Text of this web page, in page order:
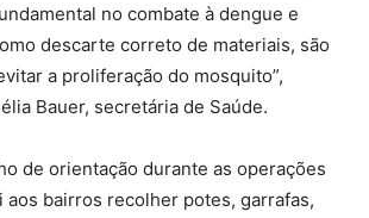
no combate à dengue e
descarte correto de materiais, são
a proliferação do mosquito”,
Bauer, secretária de Saúde.
de orientação durante as operações
aos bairros recolher potes, garrafas,